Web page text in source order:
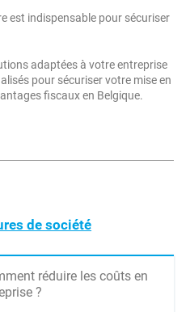
est indispensable pour sécuriser
adaptées à votre entreprise
pour sécuriser votre mise en
fiscaux en Belgique.
de société
réduire les coûts en
?